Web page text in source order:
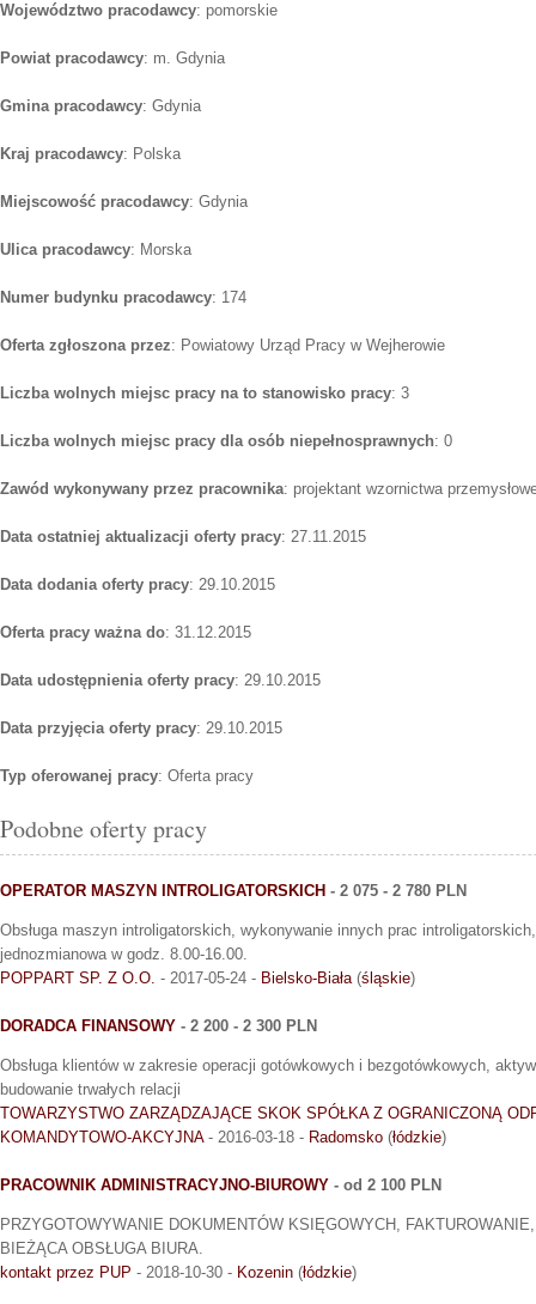
Województwo pracodawcy: pomorskie
Powiat pracodawcy: m. Gdynia
Gmina pracodawcy: Gdynia
Kraj pracodawcy: Polska
Miejscowość pracodawcy: Gdynia
Ulica pracodawcy: Morska
Numer budynku pracodawcy: 174
Oferta zgłoszona przez: Powiatowy Urząd Pracy w Wejherowie
Liczba wolnych miejsc pracy na to stanowisko pracy: 3
Liczba wolnych miejsc pracy dla osób niepełnosprawnych: 0
Zawód wykonywany przez pracownika: projektant wzornictwa
Data ostatniej aktualizacji oferty pracy: 27.11.2015
Data dodania oferty pracy: 29.10.2015
Oferta pracy ważna do: 31.12.2015
Data udostępnienia oferty pracy: 29.10.2015
Data przyjęcia oferty pracy: 29.10.2015
Typ oferowanej pracy: Oferta pracy
Podobne oferty pracy
OPERATOR MASZYN INTROLIGATORSKICH - 2 075 - 2 780 PLN
Obsługa maszyn introligatorskich, wykonywanie innych prac
jednozmianowa w godz. 8.00-16.00.
POPPART SP. Z O.O. - 2017-05-24 - Bielsko-Biała(śląskie)
DORADCA FINANSOWY - 2 200 - 2 300 PLN
Obsługa klientów w zakresie operacji gotówkowych i bezgotówkowych,
budowanie trwałych relacji
TOWARZYSTWO ZARZĄDZAJĄCE SKOK SPÓŁKA Z OGRANICZONĄ
KOMANDYTOWO-AKCYJNA- 2016-03-18 - Radomsko (łódzkie)
PRACOWNIK ADMINISTRACYJNO-BIUROWY - od 2 100 PLN
PRZYGOTOWYWANIE DOKUMENTÓW KSIĘGOWYCH,
BIEŻĄCA OBSŁUGA BIURA.
kontakt przez PUP - 2018-10-30 - Kozenin (łódzkie)